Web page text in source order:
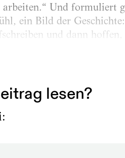
Und formuliert
ein Bild der
und dann hoffen,
lesen?